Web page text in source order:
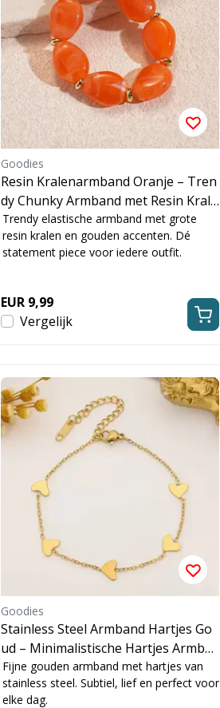
Goodies
Resin Kralenarmband Oranje – Tren
dy Chunky Armband met Resin Krale
n
Trendy elastische armband met grote
resin kralen en gouden accenten. Dé
statement piece voor iedere outfit.
EUR 9,99
Vergelijk
Goodies
Stainless Steel Armband Hartjes Go
ud – Minimalistische Hartjes Armba
nd Dames Waterproof
Fijne gouden armband met hartjes van
stainless steel. Subtiel, lief en perfect voor
elke dag.